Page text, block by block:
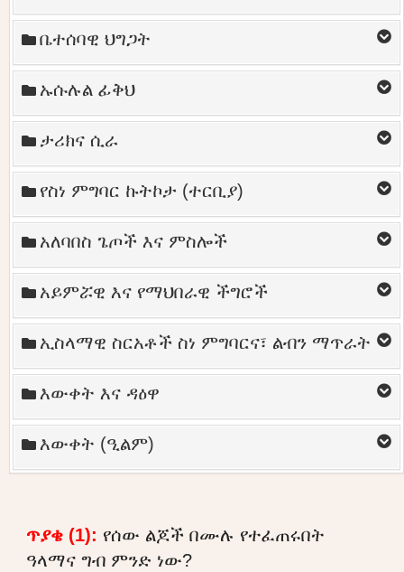
ቤተሰባዊ ህግጋት
ኡሱሉል ፊቅህ
ታሪክና ሲራ
የስነ ምግባር ኩትኮታ (ተርቢያ)
አለባበስ ጌጦች እና ምስሎች
አይምሯዊ እና የማህበራዊ ችግሮች
ኢስላማዊ ስርአቶች ስነ ምግባርና፣ ልብን ማጥራት
እውቀት እና ዳዕዋ
እውቀት (ዒልም)
ጥያቄ (1): የሰው ልጆች በሙሉ የተፈጠሩበት
ዓላማና ግብ ምንድ ነው?